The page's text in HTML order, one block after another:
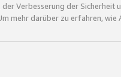
Verbesserung der
mehr darüber zu erfahren,